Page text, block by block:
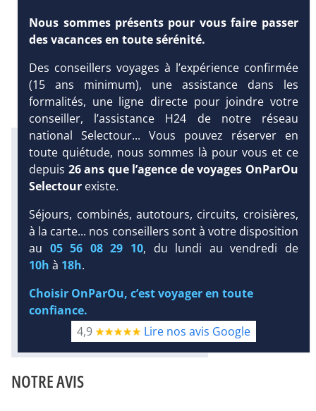
DEMANDE
D’INFORMATIONS
Infos météo :
27 °C
63 mm
23 °C
Infos plages :
Dist.Distance:
2.1 km
2.5 km
Équipement :
144
Tx:4 % Tx :25 %
Distance depuis l'hôtel : 21 km
Diaporama
NOTRE AVIS
Nous sommes présents pour vous faire passer
des vacances en toute sérénité.
Des conseillers voyages à l’expérience confirmée
(15 ans minimum), une assistance dans les
formalités, une ligne directe pour joindre votre
conseiller, l’assistance H24 de notre réseau
national Selectour... Vous pouvez réserver en
toute quiétude, nous sommes là pour vous et ce
depuis 26 ans que l’agence de voyages OnParOu
Selectour existe.
Séjours, combinés, autotours, circuits, croisières,
à la carte... nos conseillers sont à votre disposition
au 05 56 08 29 10, du lundi au vendredi de
10h à 18h.
Choisir OnParOu, c’est voyager en toute
confiance.
4,9
Lire nos avis Google